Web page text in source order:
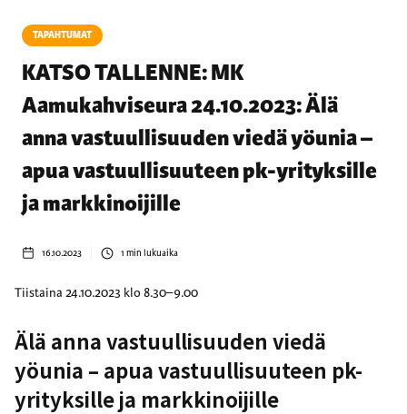
TAPAHTUMAT
KATSO TALLENNE: MK
Aamukahviseura 24.10.2023: Älä
anna vastuullisuuden viedä yöunia –
apua vastuullisuuteen pk-yrityksille
ja markkinoijille
16.10.2023 1 min lukuaika
Tiistaina 24.10.2023 klo 8.30–9.00
Älä anna vastuullisuuden viedä
yöunia – apua vastuullisuuteen pk-
yrityksille ja markkinoijille